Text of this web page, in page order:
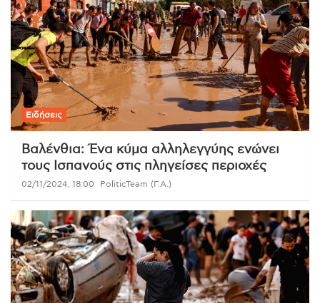
Ειδήσεις
Βαλένθια: Ένα κύμα αλληλεγγύης ενώνει
τους Ισπανούς στις πληγείσες περιοχές
02/11/2024, 18:00 PoliticTeam (Γ.Α.)